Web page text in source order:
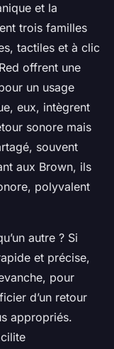
et la
trois familles
tactiles et à clic
offrent une
un usage
eux, intègrent
sonore mais
souvent
aux Brown, ils
polyvalent
autre ? Si
et précise,
pour
d’un retour
appropriés.